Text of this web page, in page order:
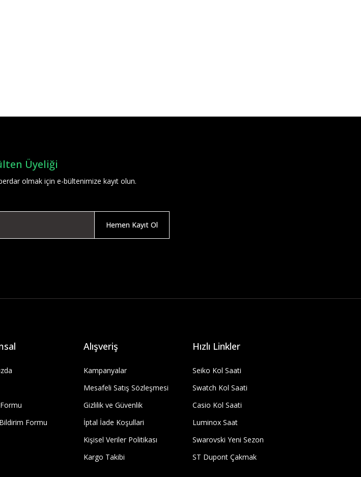
Yorum Yaz
Üyeliği
olmak için e-bültenimize kayıt olun.
Hemen Kayıt Ol
Formu
Alışveriş
Kampanyalar
Mesafeli Satış Sözleşmesi
Gizlilik ve Güvenlik
İptal İade Koşullari
Kişisel Veriler Politikası
Kargo Takibi
Hızlı Linkler
Seiko Kol Saati
Swatch Kol Saati
Casio Kol Saati
Luminox Saat
Swarovski Yeni Sezon
ST Dupont Çakmak